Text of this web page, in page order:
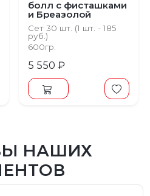
болл с фисташками
и Бреазолой
Сет 30 шт. (1 шт. - 185
руб.)
600гр.
5 550 ₽
НАШИХ